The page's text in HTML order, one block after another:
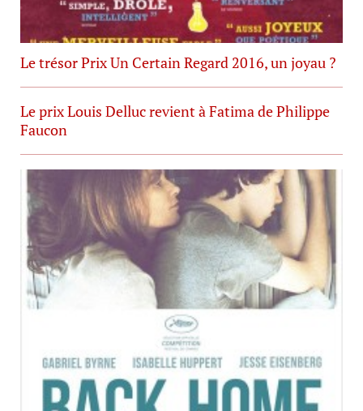
Le trésor Prix Un Certain Regard 2016, un joyau ?
Le prix Louis Delluc revient à Fatima de Philippe
Faucon